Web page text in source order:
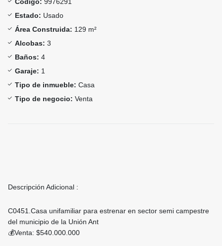
Estado: Usado
Área Construida: 129 m²
Alcobas: 3
Baños: 4
Garaje: 1
Tipo de inmueble: Casa
Tipo de negocio: Venta
Descripción Adicional :
C0451.Casa unifamiliar para estrenar en sector semi campestre
del municipio de la Unión Ant
💰Venta: $540.000.000